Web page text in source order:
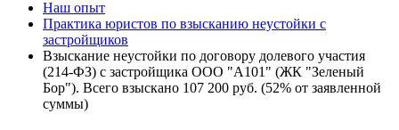
Наш опыт
Практика юристов по взысканию неустойки с
застройщиков
Взыскание неустойки по договору долевого участия
(214-ФЗ) с застройщика ООО "А101" (ЖК "Зеленый
Бор"). Всего взыскано 107 200 руб. (52% от заявленной
суммы)